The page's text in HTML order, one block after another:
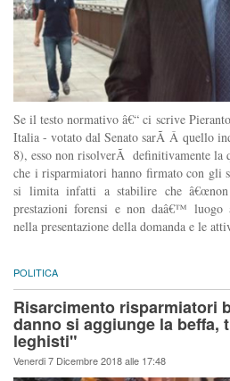
Se il testo normativo â€“ ci scrive
Italia - votato dal Senato sarÃ Â quello
8), esso non risolverÃ definitivamente la
che i risparmiatori hanno firmato con gli
si limita infatti a stabilire che
prestazioni forensi e non daâ€™ luogo
nella presentazione della domanda e le
POLITICA
Risarcimento risparmiatori
danno si aggiunge la beffa,
leghisti"
Venerdi 7 Dicembre 2018 alle 17:48